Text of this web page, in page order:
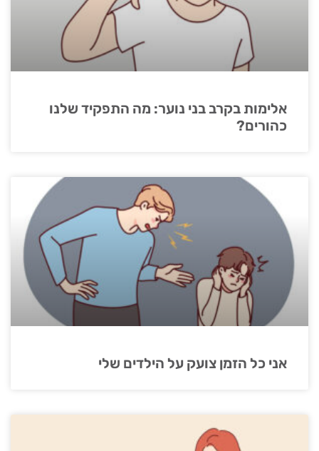
אלימות בקרב בני נוער: מה התפקיד שלנו
כהורים?
אני כל הזמן צועק על הילדים שלי